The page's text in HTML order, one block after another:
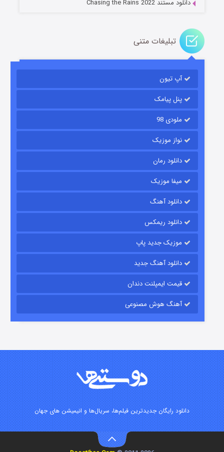
قسمت
قسمت۲ (دوبله) منتشر شد
دانلود مستند Chasing the Rains 2022
تبلیغات متنی
آپ تیون
پنل پیامک
ملودی 98
نواز موزیک
دانلود رمان
میفا موزیک
دانلود آهنگ
دانلود ریمکس
موزیک جدید پاپ
دانلود آهنگ جدید
قیمت ایمپلنت دندان
آهنگ هوش مصنوعی
دانلود رایگان جدیدترین فیلم‌ها، سریال‌ها و انیمیشن های جهان